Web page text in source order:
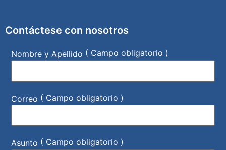
Contáctese con nosotros
Nombre y Apellido ( Campo obligatorio )
Correo ( Campo obligatorio )
Asunto ( Campo obligatorio )